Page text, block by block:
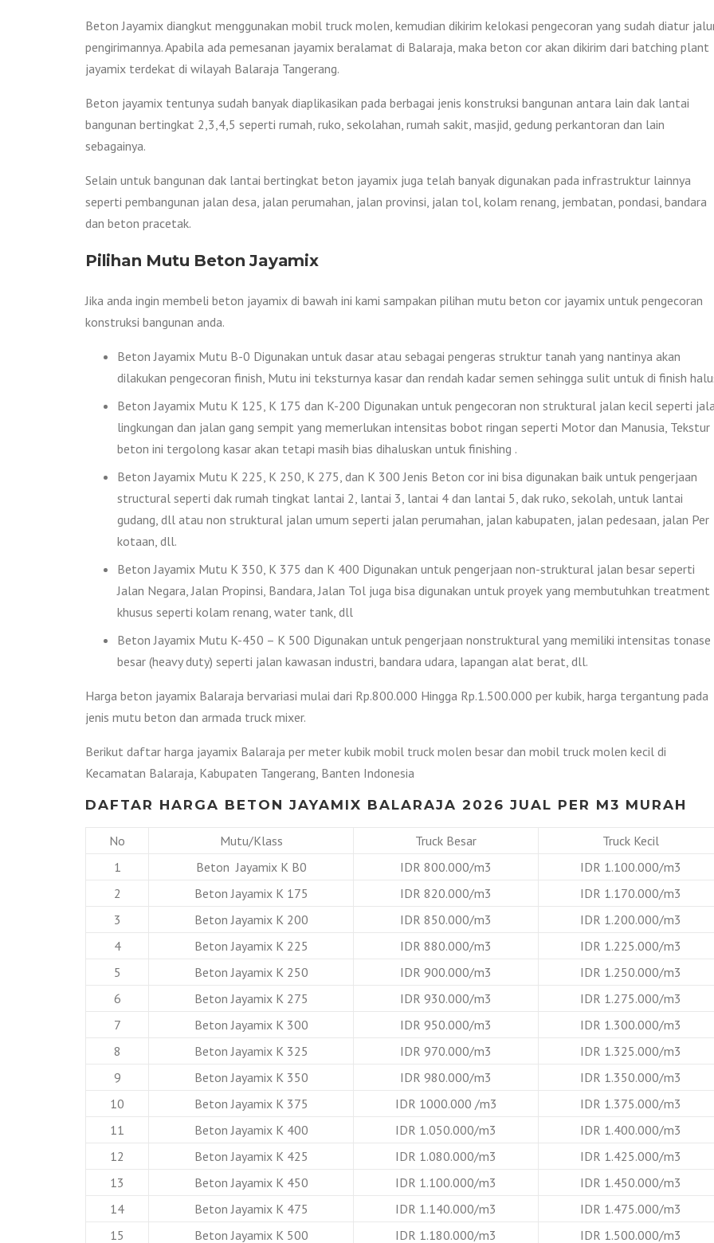
Beton Jayamix diangkut menggunakan mobil truck molen, kemudian dikirim kelokasi pengecoran yang sudah diatur
pengirimannya. Apabila ada pemesanan jayamix beralamat di Balaraja, maka beton cor akan dikirim dari batching plant
jayamix terdekat di wilayah Balaraja Tangerang.
Beton jayamix tentunya sudah banyak diaplikasikan pada berbagai jenis konstruksi bangunan antara lain dak lantai
bangunan bertingkat 2,3,4,5 seperti rumah, ruko, sekolahan, rumah sakit, masjid, gedung perkantoran dan lain
sebagainya.
Selain untuk bangunan dak lantai bertingkat beton jayamix juga telah banyak digunakan pada infrastruktur lainnya
seperti pembangunan jalan desa, jalan perumahan, jalan provinsi, jalan tol, kolam renang, jembatan, pondasi, bandara
dan beton pracetak.
Pilihan Mutu Beton Jayamix
Jika anda ingin membeli beton jayamix di bawah ini kami sampakan pilihan mutu beton cor jayamix untuk pengecoran
konstruksi bangunan anda.
Beton Jayamix Mutu B-0 Digunakan untuk dasar atau sebagai pengeras struktur tanah yang nantinya akan
dilakukan pengecoran finish, Mutu ini teksturnya kasar dan rendah kadar semen sehingga sulit untuk di finish
Beton Jayamix Mutu K 125, K 175 dan K-200 Digunakan untuk pengecoran non struktural jalan kecil seperti
lingkungan dan jalan gang sempit yang memerlukan intensitas bobot ringan seperti Motor dan Manusia, Tekstur
beton ini tergolong kasar akan tetapi masih bias dihaluskan untuk finishing .
Beton Jayamix Mutu K 225, K 250, K 275, dan K 300 Jenis Beton cor ini bisa digunakan baik untuk pengerjaan
structural seperti dak rumah tingkat lantai 2, lantai 3, lantai 4 dan lantai 5, dak ruko, sekolah, untuk lantai
gudang, dll atau non struktural jalan umum seperti jalan perumahan, jalan kabupaten, jalan pedesaan, jalan Per
kotaan, dll.
Beton Jayamix Mutu K 350, K 375 dan K 400 Digunakan untuk pengerjaan non-struktural jalan besar seperti
Jalan Negara, Jalan Propinsi, Bandara, Jalan Tol juga bisa digunakan untuk proyek yang membutuhkan treatment
khusus seperti kolam renang, water tank, dll
Beton Jayamix Mutu K-450 – K 500 Digunakan untuk pengerjaan nonstruktural yang memiliki intensitas tonase
besar (heavy duty) seperti jalan kawasan industri, bandara udara, lapangan alat berat, dll.
Harga beton jayamix Balaraja bervariasi mulai dari Rp.800.000 Hingga Rp.1.500.000 per kubik, harga tergantung pada
jenis mutu beton dan armada truck mixer.
Berikut daftar harga jayamix Balaraja per meter kubik mobil truck molen besar dan mobil truck molen kecil di
Kecamatan Balaraja, Kabupaten Tangerang, Banten Indonesia
DAFTAR HARGA BETON JAYAMIX BALARAJA 2026 JUAL PER M3 MURAH
No Mutu/Klass Truck Besar
Truck Kecil
1
Beton Jayamix K B0 IDR 800.000/m3
IDR 1.100.000/m3
2
Beton Jayamix K 175 IDR 820.000/m3
IDR 1.170.000/m3
3
Beton Jayamix K 200 IDR 850.000/m3
IDR 1.200.000/m3
4
Beton Jayamix K 225 IDR 880.000/m3
IDR 1.225.000/m3
5
Beton Jayamix K 250 IDR 900.000/m3
IDR 1.250.000/m3
6
Beton Jayamix K 275 IDR 930.000/m3
IDR 1.275.000/m3
7
Beton Jayamix K 300 IDR 950.000/m3
IDR 1.300.000/m3
8
Beton Jayamix K 325 IDR 970.000/m3
IDR 1.325.000/m3
9
Beton Jayamix K 350 IDR 980.000/m3
IDR 1.350.000/m3
10
Beton Jayamix K 375 IDR 1000.000 /m3
IDR 1.375.000/m3
11
Beton Jayamix K 400 IDR 1.050.000/m3
IDR 1.400.000/m3
12
Beton Jayamix K 425 IDR 1.080.000/m3
IDR 1.425.000/m3
13
Beton Jayamix K 450 IDR 1.100.000/m3
IDR 1.450.000/m3
14
Beton Jayamix K 475 IDR 1.140.000/m3
IDR 1.475.000/m3
15
Beton Jayamix K 500 IDR 1.180.000/m3 IDR 1.500.000/m3